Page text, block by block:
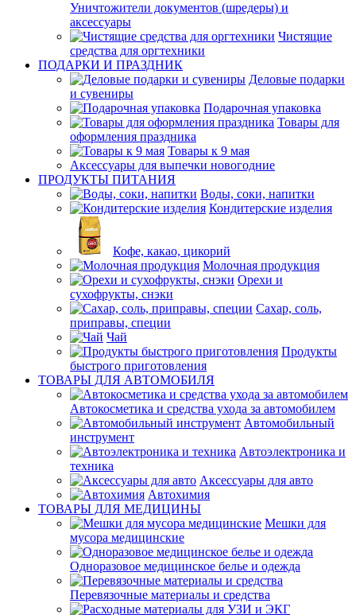
Уничтожители документов (шредеры) и
аксессуары
Чистящие
средства для оргтехники
ПОДАРКИ И ПРАЗДНИК
Деловые подарки
и сувениры
Подарочная упаковка
Товары для
оформления праздника
Товары к 9 мая
Аксессуары для выпечки новогодние
ПРОДУКТЫ ПИТАНИЯ
Воды, соки, напитки
Кондитерские изделия
Кофе, какао, цикорий
Молочная продукция
Орехи и
сухофрукты, снэки
Сахар, соль,
приправы, специи
Чай
Продукты
быстрого приготовления
ТОВАРЫ ДЛЯ АВТОМОБИЛЯ
Автокосметика и средства ухода за автомобилем
Автомобильный
инструмент
Автоэлектроника и
техника
Аксессуары для авто
Автохимия
ТОВАРЫ ДЛЯ МЕДИЦИНЫ
Мешки для
мусора медицинские
Одноразовое медицинское белье и одежда
Перевязочные материалы и средства